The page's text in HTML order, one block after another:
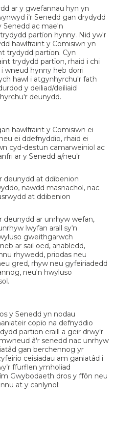
ar y gwefannau hyn yn
i'r Senedd gan drydydd
Senedd ac mae'n
partïon hynny. Nid yw'r
hawlfraint y Comisiwn yn
trydydd partïon. Cyn
trydydd partïon, rhaid i chi
wneud hynny heb dorri
hawl i atgynhyrchu'r fath
y deiliad/deiliaid
deunydd.
hawlfraint y Comisiwn ei
ei ddefnyddio, rhaid ei
cyd-destun camarweiniol ac
ar y Senedd a/neu'r
deunydd at ddibenion
nawdd masnachol, nac
at ddibenion
deunydd ar unrhyw wefan,
lwyfan arall sy'n
gweithgarwch
ar sail oed, anabledd,
rhywedd, priodas neu
gred, rhyw neu gyfeiriadedd
neu'n hwyluso
y Senedd yn nodau
copïo na defnyddio
partïon eraill a geir drwy'r
â'r senedd nac unrhyw
gan berchennog yr
ceisiadau am ganiatâd i
ffurflen ymholiad
Gwybodaeth dros y ffôn neu
at y canlynol: